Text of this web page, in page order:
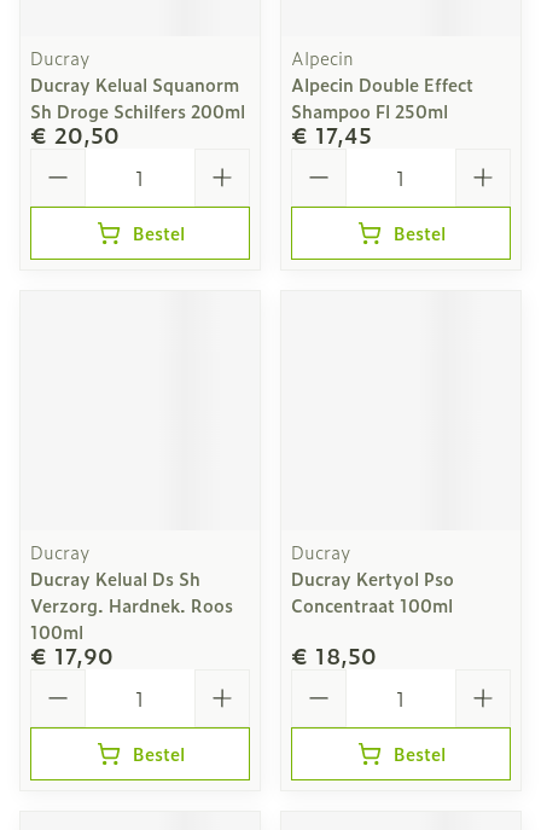
Ducray
Ducray Kelual Squanorm
Sh Droge Schilfers 200ml
€ 20,50
Bestel
Alpecin
Alpecin Double Effect
Shampoo Fl 250ml
€ 17,45
Bestel
Ducray
Ducray Kelual Ds Sh
Verzorg. Hardnek. Roos
100ml
€ 17,90
Bestel
Ducray
Ducray Kertyol Pso
Concentraat 100ml
€ 18,50
Bestel